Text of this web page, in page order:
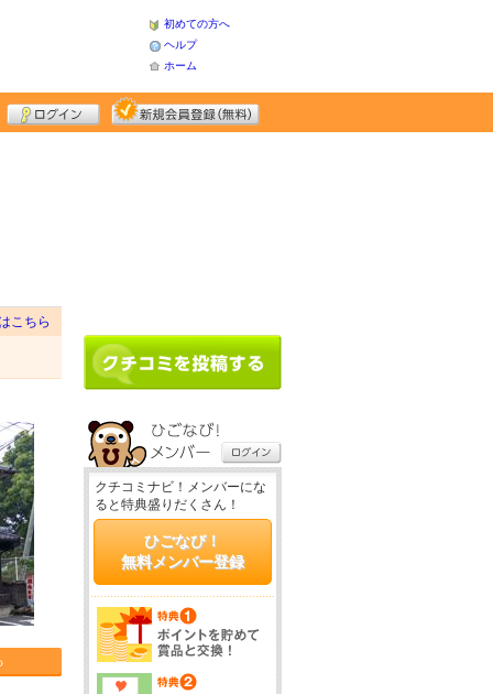
初めての方へ
ヘルプ
ホーム
こちら
クチコミナビ！メンバーにな
ると特典盛りだくさん！
ひごなび！
無料メンバー登録